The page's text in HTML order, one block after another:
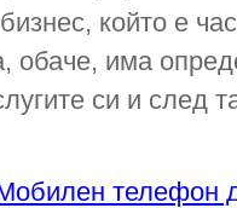
който е
обаче, има
си и след
телефон